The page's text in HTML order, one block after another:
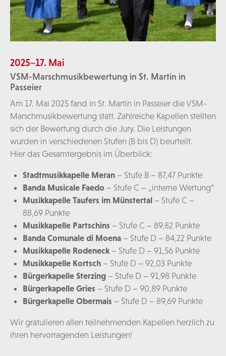
2025~17. Mai
VSM-Marschmusikbewertung in St. Martin in
Passeier
Am 17. Mai 2025 fand in St. Martin in Passeier die VSM-
Marschmusikbewertung statt. Zahlreiche Kapellen stellten
sich der Bewertung durch die Jury. Die Leistungen
wurden in verschiedenen Stufen (B bis D) beurteilt.
Hier das Gesamtergebnis im Überblick:
Stadtmusikkapelle Meran – Stufe B – 87,47 Punkte
Banda Musicale Faedo – Stufe C – „interne Wertung“
Musikkapelle Taufers im Münstertal – Stufe C –
88,69 Punkte
Musikkapelle Partschins – Stufe C – 89,82 Punkte
Banda Comunale di Moena – Stufe D – 84,22 Punkte
Musikkapelle Rodeneck – Stufe D – 91,56 Punkte
Musikkapelle Kortsch – Stufe D – 92,03 Punkte
Bürgerkapelle Sterzing – Stufe D – 91,98 Punkte
Bürgerkapelle Gries – Stufe D – 90,89 Punkte
Bürgerkapelle Obermais – Stufe D – 89,69 Punkte
Wir gratulieren allen teilnehmenden Kapellen herzlich zu
ihren hervorragenden Leistungen!